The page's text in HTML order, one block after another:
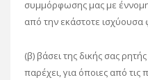
συμμόρφωσης μας με
από την εκάστοτε ισχύουσα
(β) βάσει της δικής σας
παρέχει, για όποιες από